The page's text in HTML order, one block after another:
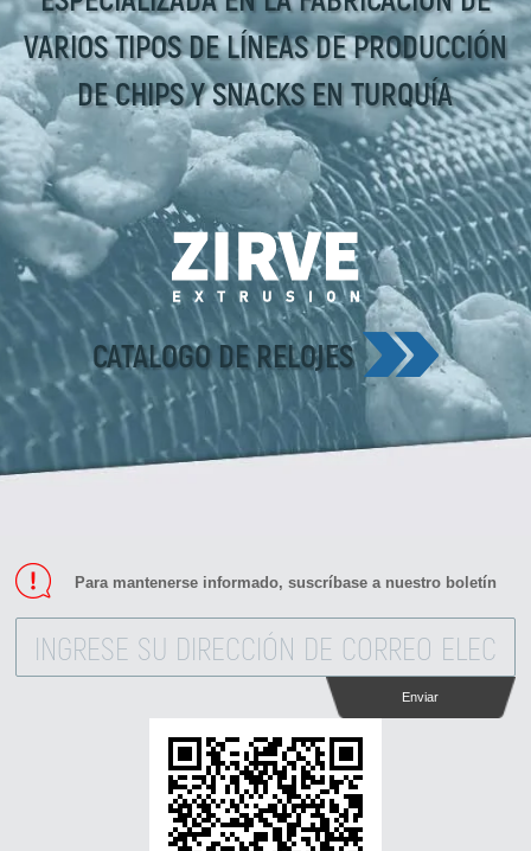
VARIOS TIPOS DE LÍNEAS DE PRODUCCIÓN
DE CHIPS Y SNACKS EN TURQUÍA
CATALOGO DE RELOJES
Para mantenerse informado, suscríbase a nuestro boletín
Enviar